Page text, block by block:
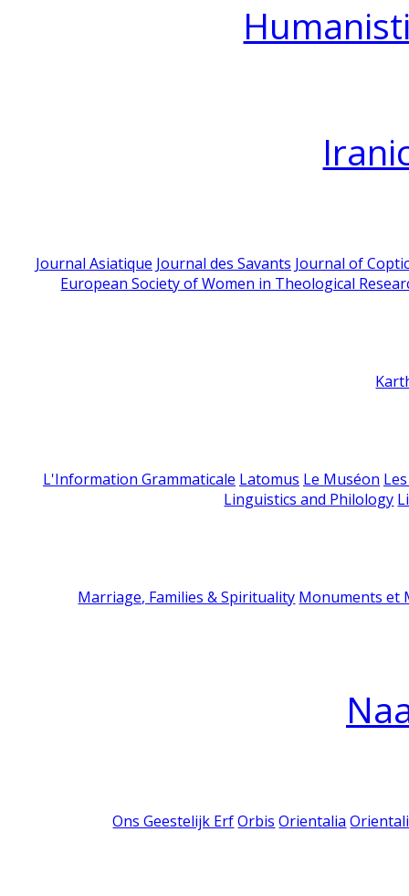
Journal Asiatique Journal des Savants Journal of
European Society of Women in Theological
L'Information Grammaticale Latomus Le Muséon
Linguistics and Philology
Marriage, Families & Spirituality Monuments et
Ons Geestelijk Erf Orbis Orientalia